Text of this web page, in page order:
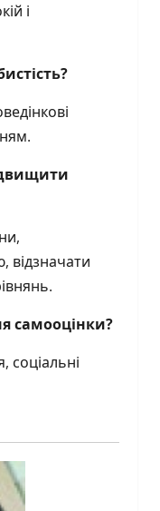
і
відзначати
самооцінки?
соціальні